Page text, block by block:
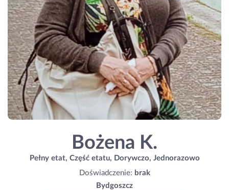
Bożena K.
Pełny etat, Część etatu, Dorywczo, Jednorazowo
Doświadczenie: brak
Bydgoszcz